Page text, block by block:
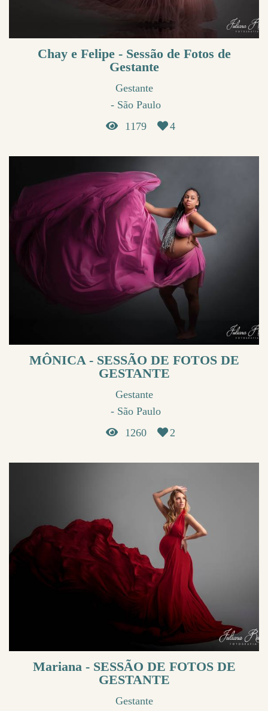
Chay e Felipe - Sessão de Fotos de
Gestante
Gestante
São Paulo
1179
4
MÔNICA - SESSÃO DE FOTOS DE
GESTANTE
Gestante
São Paulo
1260
2
Mariana - SESSÃO DE FOTOS DE
GESTANTE
Gestante